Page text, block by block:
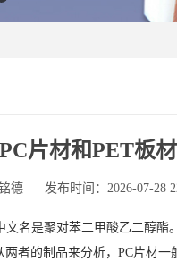
PC片材和PET板
德 发布时间：2026-07-28
名是聚对苯二甲酸乙二醇酯
者的制品来分析，PC片材